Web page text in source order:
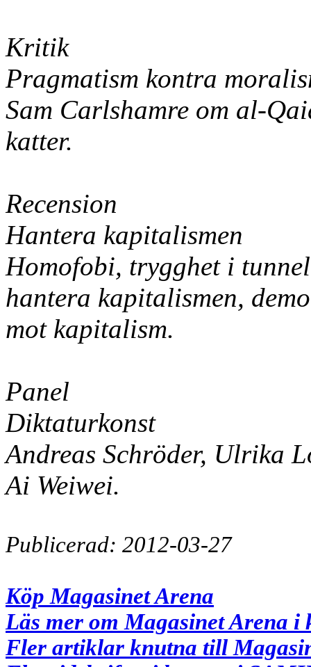
Kritik
Pragmatism kontra
Sam Carlshamre om al-
katter.
Recension
Hantera kapitalismen
Homofobi, trygghet i
hantera kapitalismen,
mot kapitalism.
Panel
Diktaturkonst
Andreas Schröder, Ulrika
Ai Weiwei.
Publicerad: 2012-03-27
Köp Magasinet Arena
Läs mer om Magasinet Arena i
Fler artiklar knutna till